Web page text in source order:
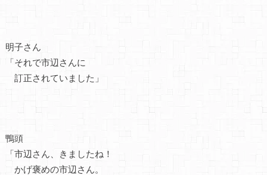
明子さん
「それで市辺さんに
訂正されていました」
鴨頭
「市辺さん、きましたね！
かげ褒めの市辺さん。